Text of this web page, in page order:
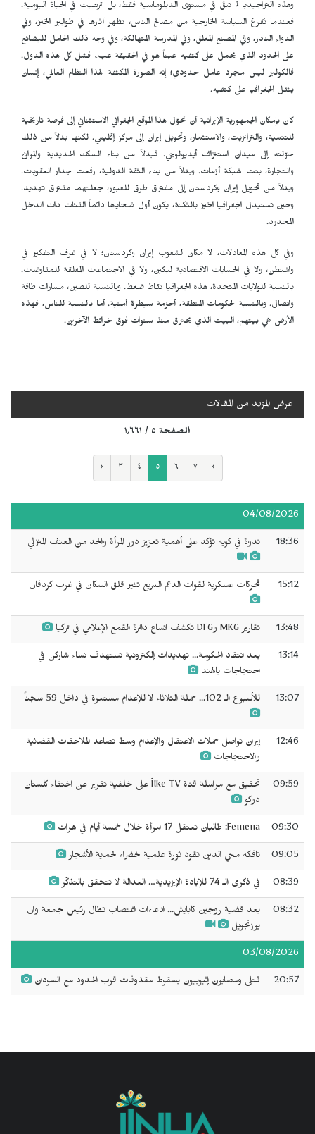
وهذه التراجيديا لم تبقَ في مستوى الدبلوماسية فقط، بل ترسّبت في الحياة اليومية.
فعندما تُفرغ السياسة الخارجية من مصالح الناس، تظهر آثارها في طوابير الخبز، وفي
الدواء النادر، وفي المصنع المغلق، وفي المدرسة المتهالكة، وفي وجه ذلك الحامل للبضائع
على الحدود الذي يحمل على كتفيه عبئاً هو في الحقيقة عبء فشل كل هذه الدول.
فالكولبر ليس مجرد عامل حدودي؛ إنه الصورة المكثفة لهذا النظام العالمي، إنسان
يثقل الجغرافيا على كتفيه.
كان بإمكان الجمهورية الإيرانية أن تحوّل هذا الموقع الجغرافي الاستثنائي إلى فرصة تاريخية
للتنمية، والترانزیت، والاستثمار، وتحويل إيران إلى مركز إقليمي. لكنها بدلاً من ذلك
حوّلته إلى میدان استنزاف أيديولوجي. فبدلاً من بناء السكك الحديدية والموانئ
والتجارة، بنت شبكة أزمات. وبدلاً من بناء الثقة الدولية، رفعت جدار العقوبات.
وبدلاً من تحويل إيران وكردستان إلى مفترق طرق للعبور، جعلتهما مفترق تهديد.
وحين تستبدل الجغرافيا الخبز بالثكنة، يكون أول ضحاياها دائماً الفئات ذات الدخل
المحدود.
وفي كل هذه المعادلات، لا مكان لشعوب إيران وكردستان؛ لا في غرف التفكير في
واشنطن، ولا في الحسابات الاقتصادية لبكين، ولا في الاجتماعات المغلقة للمفاوضات.
بالنسبة للولايات المتحدة، هذه الجغرافيا نقاط ضغط. وبالنسبة للصين، مسارات طاقة
واتصال. وبالنسبة لحكومات المنطقة، أحزمة سيطرة أمنية. أما بالنسبة للناس، فهذه
الأرض هي بيتهم، البيت الذي يحترق منذ سنوات فوق خرائط الآخرين.
عرض المزيد من المقالات
الصفحة ٥ / ١٬٦٦١
‹ ٣ ٤ ٥ ٦ ٧ ›
04/08/2026
18:36 ندوة في كويه تؤكد على أهمية تعزيز دور المرأة والحد من العنف المنزلي
15:12 تحركات عسكرية لقوات الدعم السريع تثير قلق السكان في غرب كردفان
13:48 تقارير MKG وDFG تكشف اتساع دائرة القمع الإعلامي في تركيا
13:14
بعد انتقاد الحكومة... تهديدات إلكترونية تستهدف نساء شاركن في
احتجاجات بالهند
13:07 للأسبوع الـ 102... حملة الثلاثاء لا للإعدام مستمرة في داخل 59 سجناً
12:46
إيران تواصل حملات الاعتقال والإعدام وسط تصاعد الملاحقات القضائية
والاحتجاجات
09:59
تحقيق مع مراسلة قناة Îlke TV على خلفية تقرير عن اختفاء كلستان
دوكو
09:30 Femena: طالبان تعتقل 17 امرأة خلال خمسة أيام في هرات
09:05 تافكه محي الدين تقود ثورة علمية خضراء لحماية الأشجار
08:39 في ذكرى الـ 74 للإبادة الإيزيدية… العدالة لا تتحقق بالتذكّر
08:32
بعد قضية روجين كابايش... ادعاءات اغتصاب تطال رئيس جامعة وان
يوزنجويِل
03/08/2026
20:57 قتلى ومصابون إثيوبيون بسقوط مقذوفات قرب الحدود مع السودان